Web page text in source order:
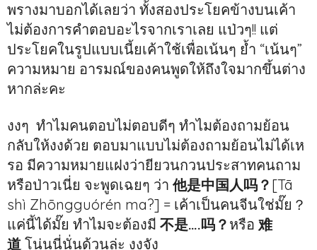
พรางมาบอกได้เลยว่า ทั้งสองประโยคข้างบนเค้า
ไม่ต้องการคำตอบอะไรจากเราเลย แป่วๆ!! แต่
ประโยคในรูปแบบเนี้ยเค้าใช้เพื่อเน้นๆ ย้ำ “เน้นๆ”
ความหมาย อารมณ์ของคนพูดให้ถึงใจมากขึ้นต่าง
หากล่ะคะ
งงๆ ทำไมคนตอบไม่ตอบดีๆ ทำไมต้องถามย้อน
กลับให้งงด้วย ตอบมาแบบไม่ต้องถามย้อนไม่ได้เห
รอ มีความหมายแฝงว่ายียวนกวนประสาทคนถาม
หรือป่าวเนี่ย จะพูดเฉยๆ ว่า 他是中国人吗？ [Tā
shì Zhōngguórén ma?] = เค้าเป็นคนจีนใช่มั๊ย？
แค่นี้ได้มั๊ย ทำไมจะต้องมี 不是….吗？ หรือ 难
道 โน่นนี่นั่นด้วนล่ะ งงจัง